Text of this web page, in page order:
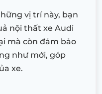
vị trí này, bạn
nội thất xe Audi
mà còn đảm bảo
như mới, góp
xe.